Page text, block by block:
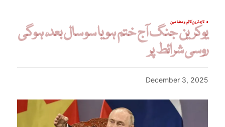
تازہ ترینکالم و مضامین
یوکرین جنگ آج ختم ہو یا سو سال بعد، ہوگی
روسی شرائط پر
December 3, 2025